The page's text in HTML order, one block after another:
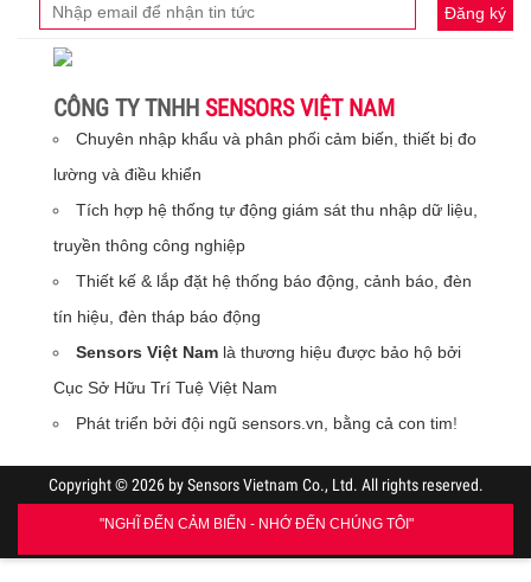
Đăng ký
CÔNG TY TNHH SENSORS VIỆT NAM
Chuyên nhập khẩu và phân phối cảm biến, thiết bị đo
lường và điều khiển
Tích hợp hệ thống tự động giám sát thu nhập dữ liệu,
truyền thông công nghiệp
Thiết kế & lắp đặt hệ thống báo động, cảnh báo, đèn
tín hiệu, đèn tháp báo động
Sensors Việt Nam là thương hiệu được bảo hộ bởi
Cục Sở Hữu Trí Tuệ Việt Nam
Phát triển bởi đội ngũ sensors.vn, bằng cả con tim!
Copyright © 2026 by Sensors Vietnam Co., Ltd. All rights reserved.
"NGHĨ ĐẾN CẢM BIẾN - NHỚ ĐẾN CHÚNG TÔI"